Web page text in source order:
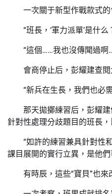
一次關于新型作戰款式
“班長，‘軍力派單’是什
“這個……我也沒傳聞過啊
會商停止后，彭耀建查
“新兵在生長，我們也必
那天拋擲練習后，彭耀
針對性處理分歧題目的班長
“如許的練習兼具針對性
課目展開的實行立異，是他
有時辰，這些“寶貝”也來